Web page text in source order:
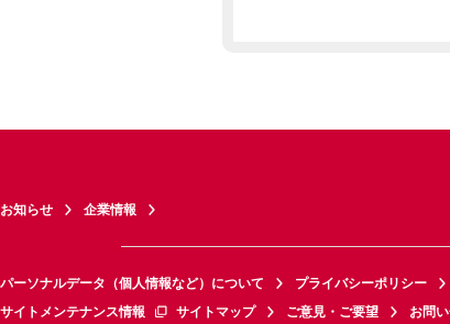
お知らせ 企業情報
パーソナルデータ（個人情報など）について プライバシーポリシー
サイトメンテナンス情報
サイトマップ ご意見・ご要望 お問